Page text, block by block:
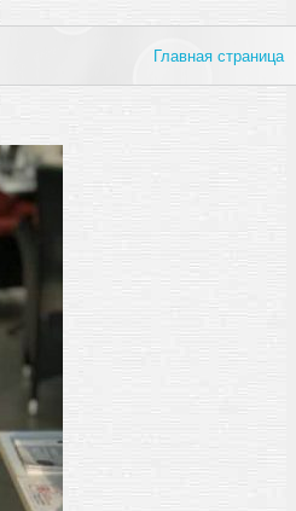
Главная страница